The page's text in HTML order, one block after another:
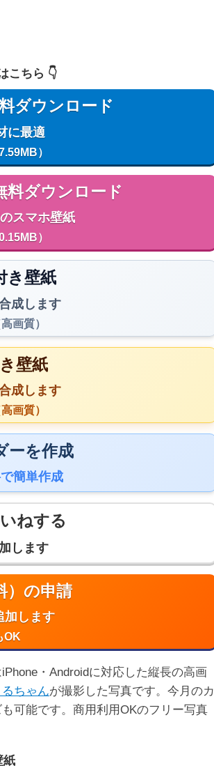
こちら 👇️
ダウンロード
に最適
）
料ダウンロード
スマホ壁紙
）
き壁紙
成します
画質）
壁紙
成します
画質）
ーを作成
簡単作成
ねする
します
）の申請
加します
OK
・Androidに対応した縦長の高画
ちゃんが撮影した写真です。今月のカ
可能です。商用利用OKのフリー写真
紙